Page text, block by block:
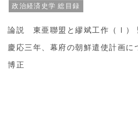
政治経済史学 総目録
論説 東亜聯盟と繆斌工作（Ⅰ）
慶応三年、幕府の朝鮮遣使計画に
博正